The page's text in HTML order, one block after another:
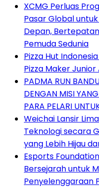
XCMG Perluas
Pasar Global
Depan,
Pemuda Sedunia
Pizza Hut
Pizza Maker
PADMA RUN
DENGAN MISI
PARA PELARI
Weichai Lansir
Teknologi secara
yang Lebih Hijau
Esports
Bersejarah untuk
Penyelenggaraan